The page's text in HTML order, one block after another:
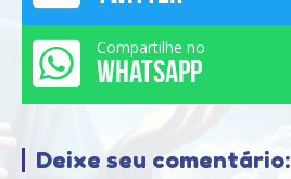
Compartilhe no
WHATSAPP
Deixe seu comentário: